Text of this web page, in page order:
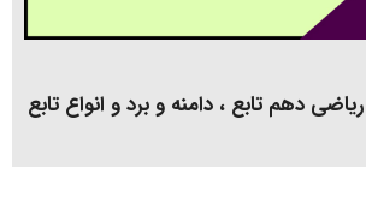
دهم تابع ، دامنه و برد و انواع تابع